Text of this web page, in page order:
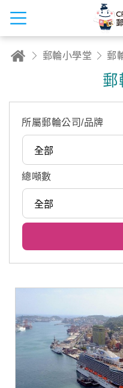
郵輪小學堂 郵
郵
所屬郵輪公司/品牌
總噸數